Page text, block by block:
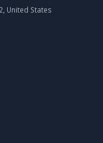
United States